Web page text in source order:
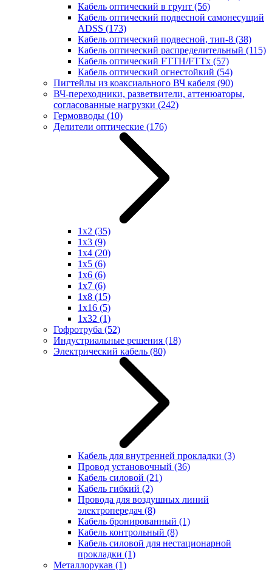
Кабель оптический в грунт (56)
Кабель оптический подвесной самонесущий
ADSS (173)
Кабель оптический подвесной, тип-8 (38)
Кабель оптический распределительный (115)
Кабель оптический FTTH/FTTx (57)
Кабель оптический огнестойкий (54)
Пигтейлы из коаксиального ВЧ кабеля (90)
ВЧ-переходники, разветвители, аттенюаторы,
согласованные нагрузки (242)
Гермовводы (10)
Делители оптические (176)
1x2 (35)
1x3 (9)
1x4 (20)
1x5 (6)
1x6 (6)
1x7 (6)
1x8 (15)
1x16 (5)
1x32 (1)
Гофротруба (52)
Индустриальные решения (18)
Электрический кабель (80)
Кабель для внутренней прокладки (3)
Провод установочный (36)
Кабель силовой (21)
Кабель гибкий (2)
Провода для воздушных линий
электропередач (8)
Кабель бронированный (1)
Кабель контрольный (8)
Кабель силовой для нестационарной
прокладки (1)
Металлорукав (1)